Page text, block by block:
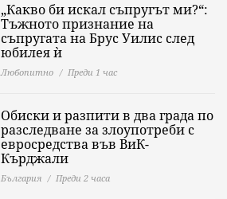
„Какво би искал съпругът ми?“:
Тъжното признание на
съпругата на Брус Уилис след
юбилея ѝ
Любопитно Преди 1 час
Обиски и разпити в два града по
разследване за злоупотреби с
евросредства във ВиК-
Кърджали
България Преди 2 часа